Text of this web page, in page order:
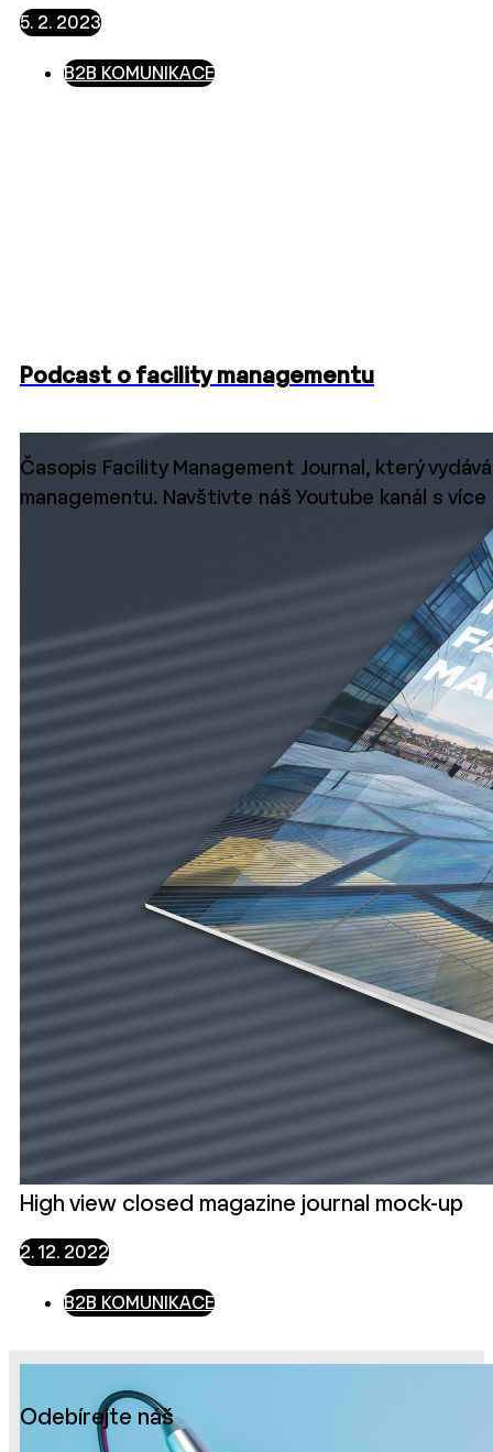
5. 2. 2023
B2B KOMUNIKACE
High view closed magazine journal mock-up
2. 12. 2022
B2B KOMUNIKACE
Podcast o facility managementu
Časopis Facility Management Journal, který
managementu. Navštivte náš Youtube kanál s
Odebírejte náš